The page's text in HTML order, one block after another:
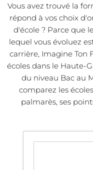
Vous avez trouvé la
répond à vos choix
d'école ? Parce que
lequel vous évoluez
carrière, Imagine Ton
écoles dans le Haute-
du niveau Bac au
comparez les
palmarès, ses